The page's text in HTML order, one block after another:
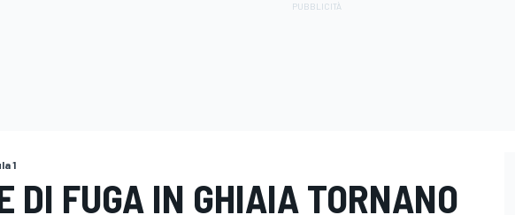
1
DI FUGA IN GHIAIA TORNANO